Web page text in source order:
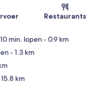
Restaurants
min. lopen- 0.9 km
- 1.3 km
km